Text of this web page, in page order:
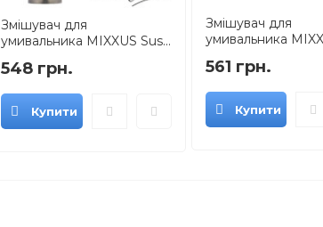
Змішувач для
умивальника MIXXUS Sus...
548 грн.
Купити
Змішувач для
умивальника
561 грн.
Купити